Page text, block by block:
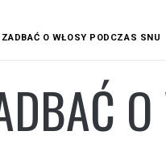
O WŁOSY PODCZAS SNU